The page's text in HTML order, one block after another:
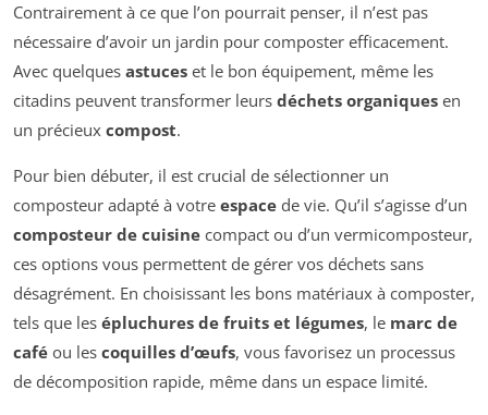
Contrairement à ce que l’on pourrait penser, il n’est pas
nécessaire d’avoir un jardin pour composter efficacement.
Avec quelques astuces et le bon équipement, même les
citadins peuvent transformer leurs déchets organiques en
un précieux compost.
Pour bien débuter, il est crucial de sélectionner un
composteur adapté à votre espace de vie. Qu’il s’agisse d’un
composteur de cuisine compact ou d’un vermicomposteur,
ces options vous permettent de gérer vos déchets sans
désagrément. En choisissant les bons matériaux à composter,
tels que les épluchures de fruits et légumes, le marc de
café ou les coquilles d’œufs, vous favorisez un processus
de décomposition rapide, même dans un espace limité.